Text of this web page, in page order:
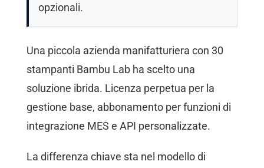
opzionali.
Una piccola azienda manifatturiera con 30
stampanti Bambu Lab ha scelto una
soluzione ibrida. Licenza perpetua per la
gestione base, abbonamento per funzioni di
integrazione MES e API personalizzate.
La differenza chiave sta nel modello di